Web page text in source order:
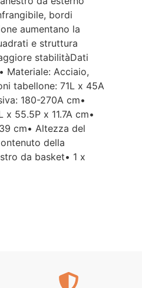
bordi
aumentano la
e struttura
stabilitàDati
Materiale: Acciaio,
tabellone: 71L x 45A
180-270A cm•
x 55.5P x 11.7A cm•
cm• Altezza del
della
da basket• 1 x